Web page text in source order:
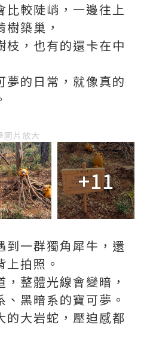
比較陡峭，一邊往上
築巢，
枝，也有的還卡在中
夢的日常，就像真的
圖片放大
+11
到一群獨角犀牛，還
拍照。
整體光線會變暗，
黑暗系的寶可夢。
的大岩蛇，壓迫感都